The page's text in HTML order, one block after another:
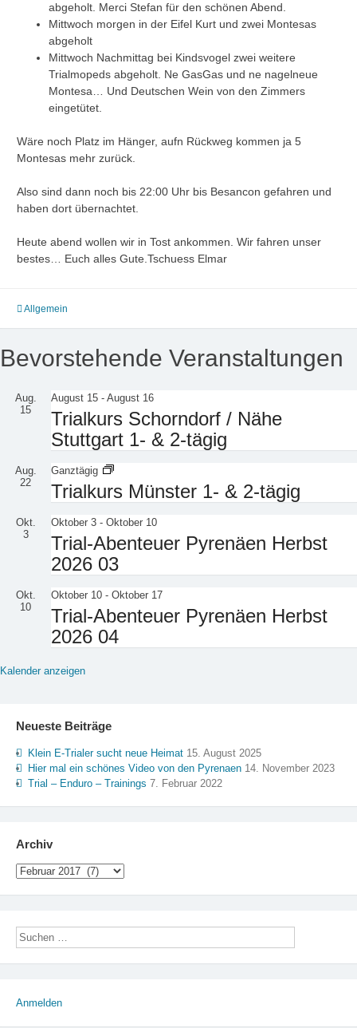
abgeholt. Merci Stefan für den schönen Abend.
Mittwoch morgen in der Eifel Kurt und zwei Montesas
abgeholt
Mittwoch Nachmittag bei Kindsvogel zwei weitere
Trialmopeds abgeholt. Ne GasGas und ne nagelneue
Montesa… Und Deutschen Wein von den Zimmers
eingetütet.
Wäre noch Platz im Hänger, aufn Rückweg kommen ja 5
Montesas mehr zurück.
Also sind dann noch bis 22:00 Uhr bis Besancon gefahren und
haben dort übernachtet.
Heute abend wollen wir in Tost ankommen. Wir fahren unser
bestes… Euch alles Gute.Tschuess Elmar
Allgemein
Bevorstehende Veranstaltungen
Aug.
15
August 15 - August 16
Trialkurs Schorndorf / Nähe
Stuttgart 1- & 2-tägig
Aug.
22
Ganztägig
Trialkurs Münster 1- & 2-tägig
Okt.
3
Oktober 3 - Oktober 10
Trial-Abenteuer Pyrenäen Herbst
2026 03
Okt.
10
Oktober 10 - Oktober 17
Trial-Abenteuer Pyrenäen Herbst
2026 04
Kalender anzeigen
Neueste Beiträge
Klein E-Trialer sucht neue Heimat 15. August 2025
Hier mal ein schönes Video von den Pyrenaen 14. November 2023
Trial – Enduro – Trainings 7. Februar 2022
Archiv
Archiv
Anmelden